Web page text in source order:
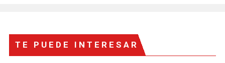
TE PUEDE INTERESAR